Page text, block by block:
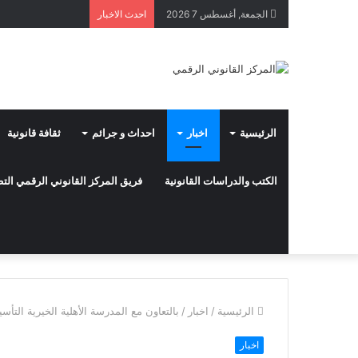
الجمعة, أغسطس 7 2026 احدث الاخبار
الرئيسية اخبار احداث و جرائم ثقافة قانونية
الكتب والدراسات القانونية فريق المركز القانوني الرقمي
الرئيسية / اخبار / بالتعاون مع المدرسة الأهلية الخيرية
اخبار